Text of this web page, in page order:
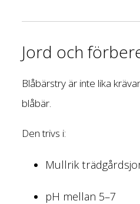
Jord och
Blåbärstry är inte lika
blåbär.
Den trivs i:
Mullrik
pH mellan 5–7